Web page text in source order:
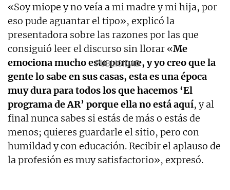
«Soy miope y no veía a mi madre y mi hija, por
eso pude aguantar el tipo», explicó la
presentadora sobre las razones por las que
consiguió leer el discurso sin llorar «Me
emociona mucho esto porque, y yo creo que la
gente lo sabe en sus casas, esta es una época
muy dura para todos los que hacemos ‘El
programa de AR’ porque ella no está aquí, y al
final nunca sabes si estás de más o estás de
menos; quieres guardarle el sitio, pero con
humildad y con educación. Recibir el aplauso de
la profesión es muy satisfactorio», expresó.